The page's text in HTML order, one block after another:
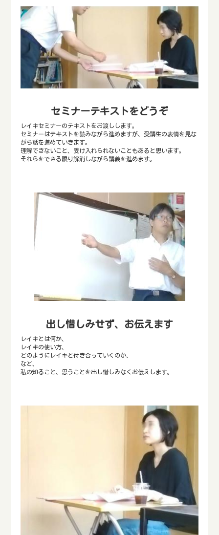
セミナーテキストをどうぞ
レイキセミナーのテキストをお渡しします。
セミナーはテキストを読みながら進めますが、受講生の表情を見な
がら話を進めていきます。
理解できないこと、受け入れられないこともあると思います。
それらをできる限り解消しながら講義を進めます。
出し惜しみせず、お伝えます
レイキとは何か、
レイキの使い方、
どのようにレイキと付き合っていくのか、
など、
私の知ること、思うことを出し惜しみなくお伝えします。